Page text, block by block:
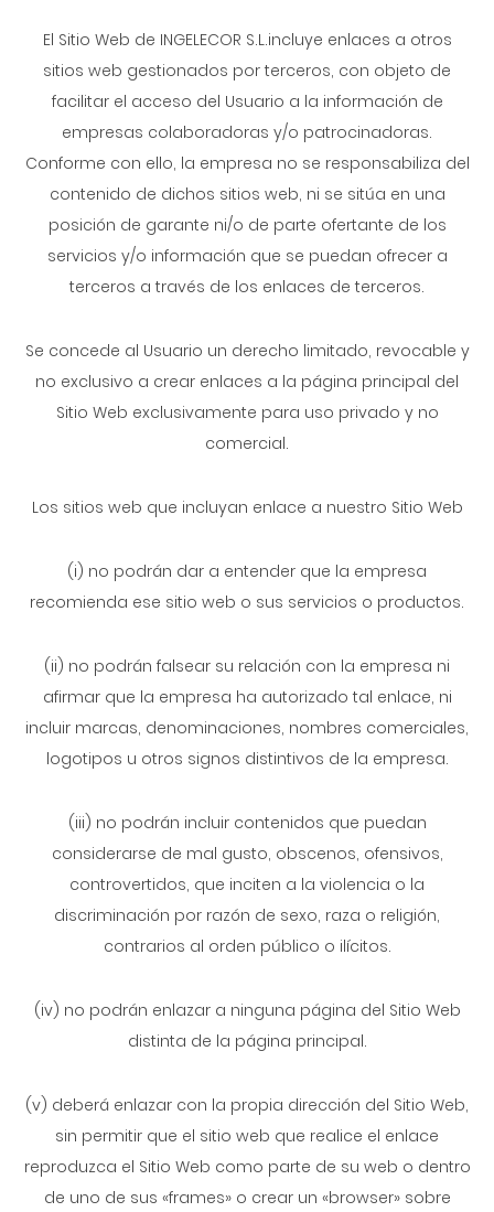
El Sitio Web de INGELECOR S.L.incluye enlaces a otros
sitios web gestionados por terceros, con objeto de
facilitar el acceso del Usuario a la información de
empresas colaboradoras y/o patrocinadoras.
Conforme con ello, la empresa no se responsabiliza del
contenido de dichos sitios web, ni se sitúa en una
posición de garante ni/o de parte ofertante de los
servicios y/o información que se puedan ofrecer a
terceros a través de los enlaces de terceros.
Se concede al Usuario un derecho limitado, revocable y
no exclusivo a crear enlaces a la página principal del
Sitio Web exclusivamente para uso privado y no
comercial.
Los sitios web que incluyan enlace a nuestro Sitio Web
(i) no podrán dar a entender que la empresa
recomienda ese sitio web o sus servicios o productos.
(ii) no podrán falsear su relación con la empresa ni
afirmar que la empresa ha autorizado tal enlace, ni
incluir marcas, denominaciones, nombres comerciales,
logotipos u otros signos distintivos de la empresa.
(iii) no podrán incluir contenidos que puedan
considerarse de mal gusto, obscenos, ofensivos,
controvertidos, que inciten a la violencia o la
discriminación por razón de sexo, raza o religión,
contrarios al orden público o ilícitos.
(iv) no podrán enlazar a ninguna página del Sitio Web
distinta de la página principal.
(v) deberá enlazar con la propia dirección del Sitio Web,
sin permitir que el sitio web que realice el enlace
reproduzca el Sitio Web como parte de su web o dentro
de uno de sus «frames» o crear un «browser» sobre